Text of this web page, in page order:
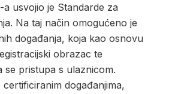
usvojio je Standarde za
Na taj način omogućeno je
događanja, koja kao osnovu
obrazac te
se pristupa s ulaznicom.
događanjima,